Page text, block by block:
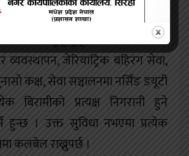
ज्येष्ठ नागरिकमैत्री वातावरणका साथै
लागि छुट्टाछुट्टै कोठाको व्यवस्था
व्यवस्थापन, जेरियाट्रिक बहिरंग सेवा,
कक्ष, सेवा सञ्चालनमा नर्सिंङ डयूटी
बिरामीको प्रत्यक्ष निगरानी हुने
हुन्छ । उक्त सुविधा नभएमा प्रत्येक
कलबेल राख्नुपर्छ ।